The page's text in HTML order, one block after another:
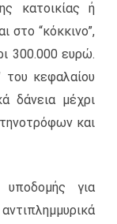
κατοικίας ή
στο “κόκκινο”,
300.000 ευρώ.
κεφαλαίου
δάνεια μέχρι
και
για